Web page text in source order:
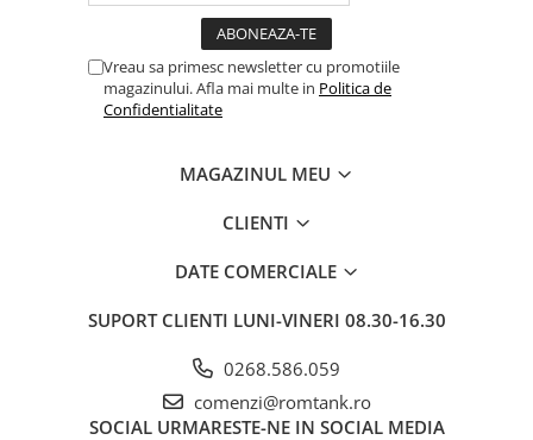
Vreau sa primesc newsletter cu promotiile
magazinului. Afla mai multe in Politica de
Confidentialitate
MAGAZINUL MEU
CLIENTI
DATE COMERCIALE
SUPORT CLIENTI LUNI-VINERI 08.30-16.30
0268.586.059
comenzi@romtank.ro
SOCIAL URMARESTE-NE IN SOCIAL MEDIA